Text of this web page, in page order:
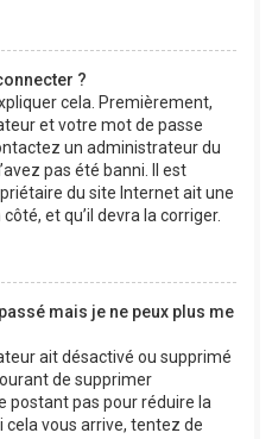
?
cela. Premièrement,
et votre mot de passe
un administrateur du
pas été banni. Il est
du site Internet ait une
et qu’il devra la corriger.
mais je ne peux plus me
ait désactivé ou supprimé
de supprimer
postant pas pour réduire la
cela vous arrive, tentez de